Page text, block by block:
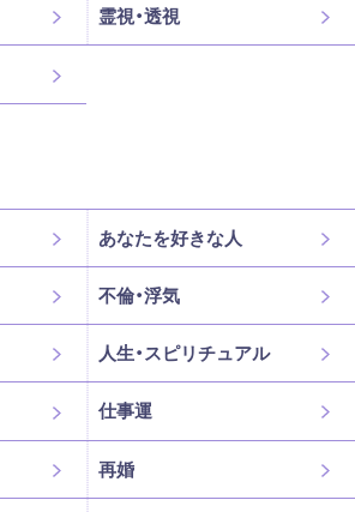
霊視・透視
あなたを好きな人
不倫・浮気
人生・スピリチュアル
仕事運
再婚